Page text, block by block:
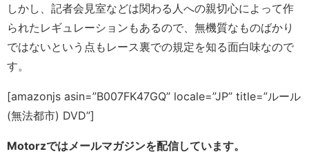
しかし、記者会見室などは関わる人への親切心によって作
られたレギュレーションもあるので、無機質なものばかり
ではないという点もレース裏での規定を知る面白味なので
す。
[amazonjs asin=”B007FK47GQ” locale=”JP” title=”ルール
(無法都市) DVD”]
Motorzではメールマガジンを配信しています。